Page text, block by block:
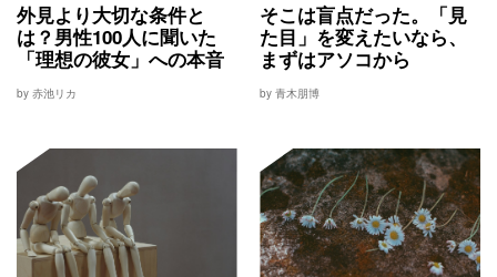
外見より大切な条件と
は？男性100人に聞いた
「理想の彼女」への本音
by 赤池リカ
そこは盲点だった。「見
た目」を変えたいなら、
まずはアソコから
by 青木朋博